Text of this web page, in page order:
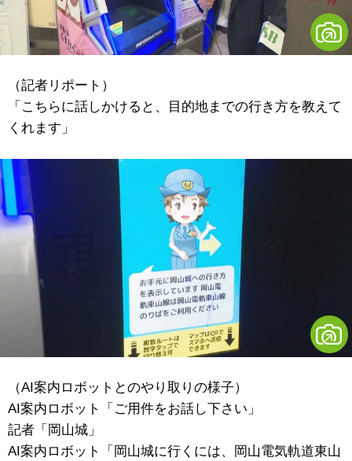
（記者リポート）
「こちらに話しかけると、目的地までの行き方を教えて
くれます」
（AI案内ロボットとのやり取りの様子）
AI案内ロボット「ご用件をお話し下さい」
記者「岡山城」
AI案内ロボット「岡山城に行くには、岡山電気軌道東山